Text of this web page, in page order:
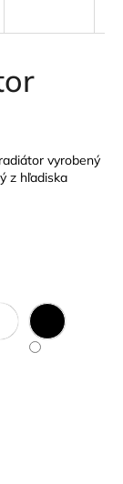
vyrobený
z hľadiska